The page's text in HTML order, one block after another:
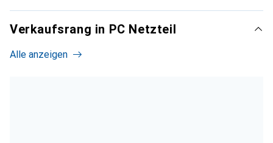
Verkaufsrang in PC Netzteil
Alle anzeigen